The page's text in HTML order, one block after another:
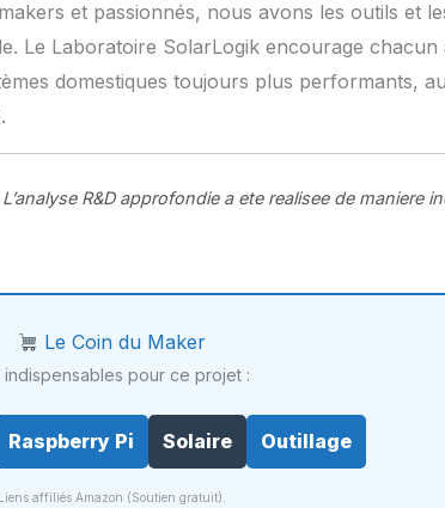
et passionnés, nous avons les outils et
Le Laboratoire SolarLogik encourage
domestiques toujours plus performants,
R&D approfondie a ete realisee de maniere
Le Coin du Maker
indispensables pour ce projet :
Raspberry Pi Solaire Outillage
Liens affiliés Amazon (Soutien gratuit).